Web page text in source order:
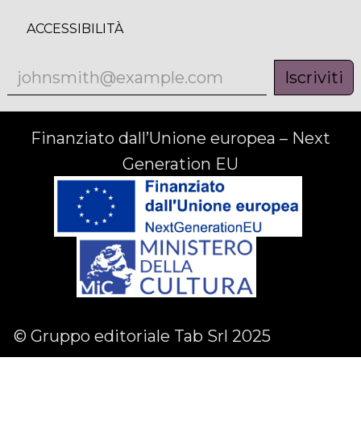
ACCESSIBILITÀ
Iscriviti
Finanziato dall’Unione europea – Next
Generation EU
© Gruppo editoriale Tab Srl 2025